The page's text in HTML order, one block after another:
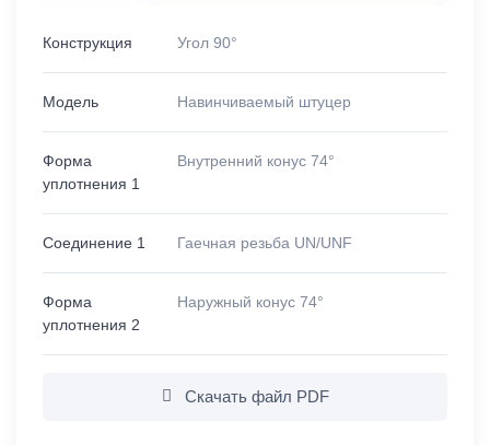
Конструкция Угол 90°
Модель Навинчиваемый штуцер
Форма
уплотнения 1
Внутренний конус 74°
Соединение 1 Гаечная резьба UN/UNF
Форма
уплотнения 2
Наружный конус 74°
Скачать файл PDF